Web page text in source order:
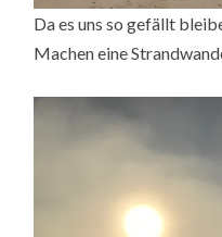
Da es uns so gefällt
Machen eine